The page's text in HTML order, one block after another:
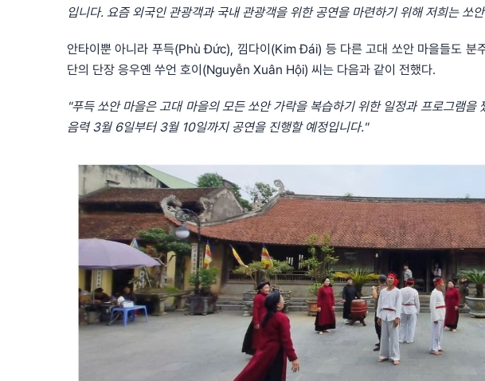
입니다. 요즘 외국인 관광객과 국내 관광객을 위한 공연을 마련하기 위해 저희는 쏘
안타이뿐 아니라 푸득(Phù Đức), 낌다이(Kim Đái) 등 다른 고대 쏘안 마을들도 분
단의 단장 응우옌 쑤언 호이(Nguyễn Xuân Hội) 씨는 다음과 같이 전했다.
"푸득 쏘안 마을은 고대 마을의 모든 쏘안 가락을 복습하기 위한 일정과 프로그램
음력 3월 6일부터 3월 10일까지 공연을 진행할 예정입니다."